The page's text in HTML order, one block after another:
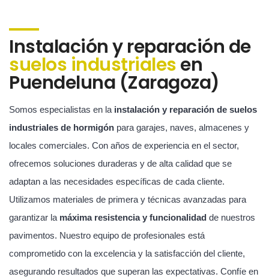
Instalación y reparación de
suelos industrialesen
Puendeluna (Zaragoza)
Somos especialistas en la instalación y reparación de suelos
industriales de hormigón para garajes, naves, almacenes y
locales comerciales. Con años de experiencia en el sector,
ofrecemos soluciones duraderas y de alta calidad que se
adaptan a las necesidades específicas de cada cliente.
Utilizamos materiales de primera y técnicas avanzadas para
garantizar la máxima resistencia y funcionalidad de nuestros
pavimentos. Nuestro equipo de profesionales está
comprometido con la excelencia y la satisfacción del cliente,
asegurando resultados que superan las expectativas. Confíe en